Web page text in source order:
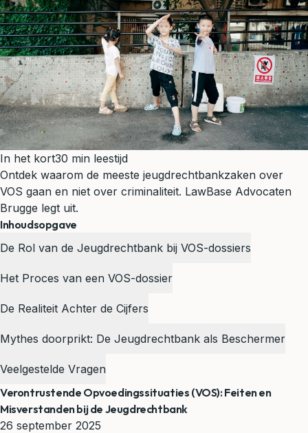
In het kort30 min leestijd
Ontdek waarom de meeste jeugdrechtbankzaken over
VOS gaan en niet over criminaliteit. LawBase Advocaten
Brugge legt uit.
Inhoudsopgave
De Rol van de Jeugdrechtbank bij VOS-dossiers
Het Proces van een VOS-dossier
De Realiteit Achter de Cijfers
Mythes doorprikt: De Jeugdrechtbank als Beschermer
Veelgestelde Vragen
Verontrustende Opvoedingssituaties (VOS): Feiten en
Misverstanden bij de Jeugdrechtbank
26 september 2025